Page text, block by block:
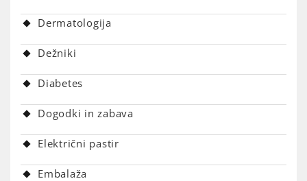
Dermatologija
Dežniki
Diabetes
Dogodki in zabava
Električni pastir
Embalaža